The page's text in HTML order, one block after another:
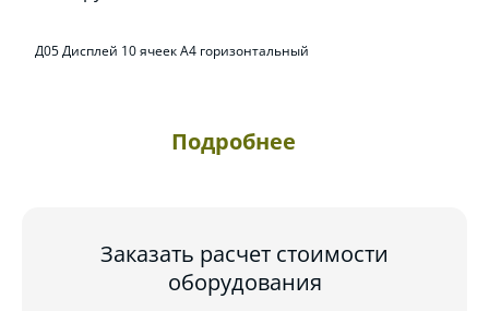
Подробнее
Д05 Дисплей 10 ячеек А4 горизонтальный
Заказать расчет стоимости
оборудования